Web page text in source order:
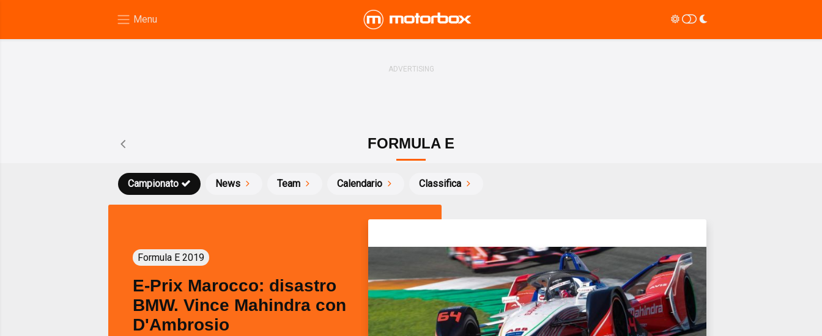
FORMULA E
News
Campionato Team Calendario Classifica
Formula E 2019
E-Prix Marocco: disastro
BMW. Vince Mahindra con
D'Ambrosio